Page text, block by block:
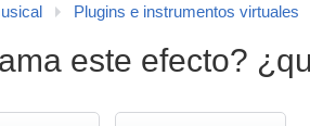
Plugins e instrumentos virtuales
este efecto?